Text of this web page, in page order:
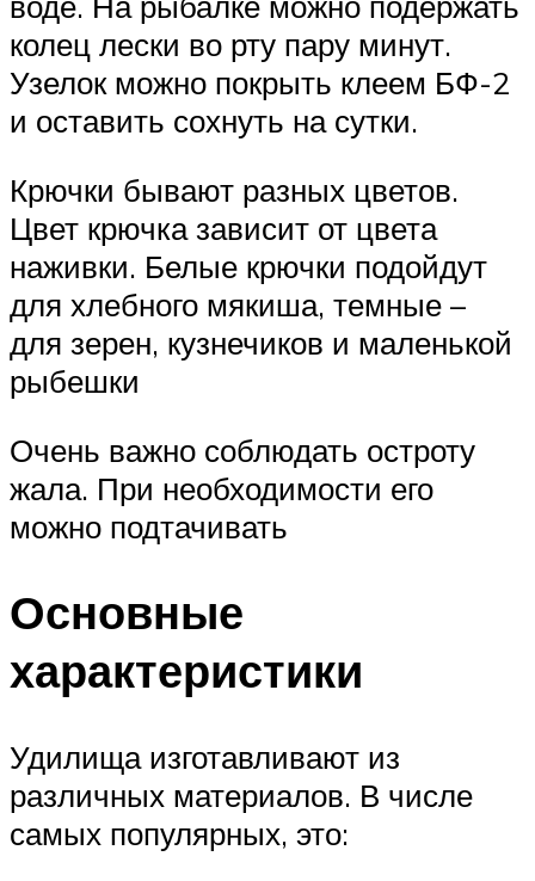
колец лески во рту пару минут.
Узелок можно покрыть клеем БФ-2
и оставить сохнуть на сутки.
Крючки бывают разных цветов.
Цвет крючка зависит от цвета
наживки. Белые крючки подойдут
для хлебного мякиша, темные –
для зерен, кузнечиков и маленькой
рыбешки
Очень важно соблюдать остроту
жала. При необходимости его
можно подтачивать
Основные
характеристики
Удилища изготавливают из
различных материалов. В числе
самых популярных, это: